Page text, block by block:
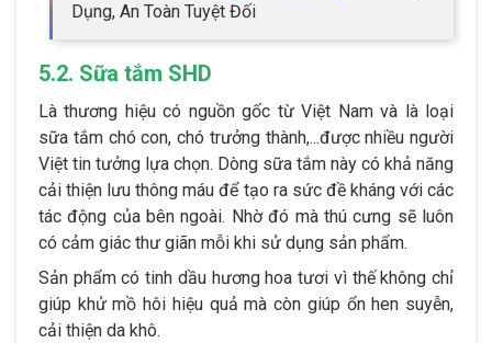
Dụng, An Toàn Tuyệt Đối
5.2. Sữa tắm SHD
Là thương hiệu có nguồn gốc từ Việt Nam và là loại
sữa tắm chó con, chó trưởng thành,...được nhiều người
Việt tin tưởng lựa chọn. Dòng sữa tắm này có khả năng
cải thiện lưu thông máu để tạo ra sức đề kháng với các
tác động của bên ngoài. Nhờ đó mà thú cưng sẽ luôn
có cảm giác thư giãn mỗi khi sử dụng sản phẩm.
Sản phẩm có tinh dầu hương hoa tươi vì thế không chỉ
giúp khử mồ hôi hiệu quả mà còn giúp ổn hen suyễn,
cải thiện da khô.